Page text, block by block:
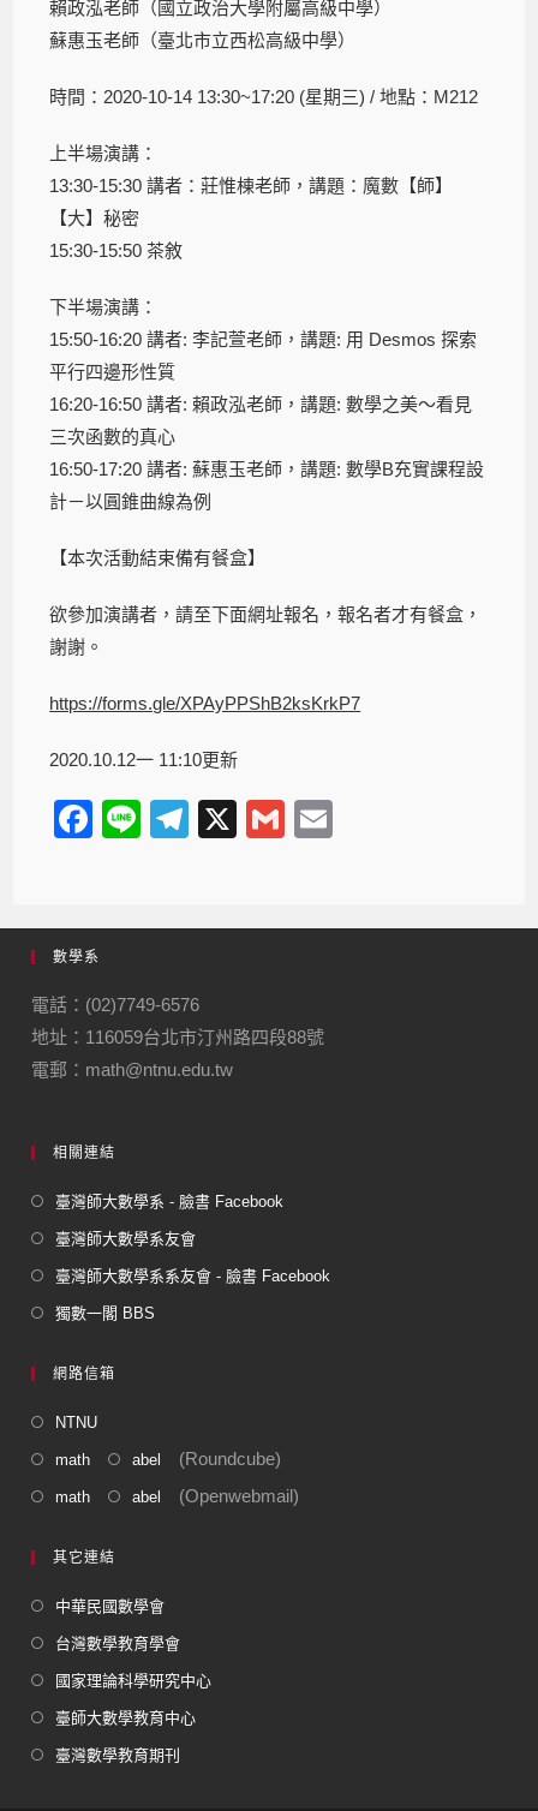
賴政泓老師（國立政治大學附屬高級中學）
蘇惠玉老師（臺北市立西松高級中學）
時間：2020-10-14 13:30~17:20 (星期三) / 地點：M212
上半場演講：
13:30-15:30 講者：莊惟棟老師，講題：魔數【師】
【大】秘密
15:30-15:50 茶敘
下半場演講：
15:50-16:20 講者: 李記萱老師，講題: 用 Desmos 探索
平行四邊形性質
16:20-16:50 講者: 賴政泓老師，講題: 數學之美～看見
三次函數的真心
16:50-17:20 講者: 蘇惠玉老師，講題: 數學B充實課程設
計－以圓錐曲線為例
【本次活動結束備有餐盒】
欲參加演講者，請至下面網址報名，報名者才有餐盒，
謝謝。
https://forms.gle/XPAyPPShB2ksKrkP7
2020.10.12一 11:10更新
F
e
b
o
o
k
Li
T
gr
m
X
G
數學系
電話：(02)7749-6576
地址：116059台北市汀州路四段88號
電郵：math@ntnu.edu.tw
相關連結
臺灣師大數學系 - 臉書 Facebook
臺灣師大數學系友會
臺灣師大數學系系友會 - 臉書 Facebook
獨數一閣 BBS
網路信箱
NTNU
math abel (Roundcube)
math abel (Openwebmail)
其它連結
中華民國數學會
台灣數學教育學會
國家理論科學研究中心
臺師大數學教育中心
臺灣數學教育期刊